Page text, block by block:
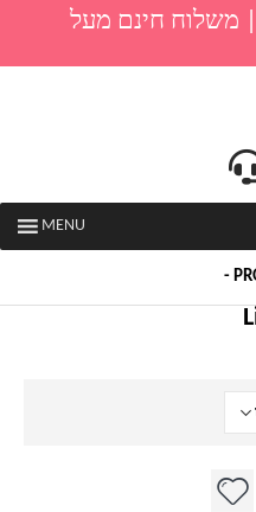
הזמנה 94.99שח | משלוח חינם מעל
MENU
למוצר